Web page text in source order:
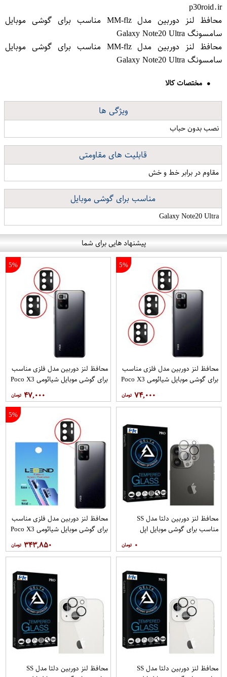
p30roid.ir
محافظ لنز دوربین مدل MM-flz مناسب برای گوشی موبایل
سامسونگ Galaxy Note20 Ultra
محافظ لنز دوربین مدل MM-flz مناسب برای گوشی موبایل
سامسونگ Galaxy Note20 Ultra
مختصات کالا
ویژگی ها
نصب بدون حباب
قابلیت های مقاومتی
مقاوم در برابر خط و خش
مناسب برای گوشی موبایل
Galaxy Note20 Ultra
پیشنهاد هایی برای شما
5%
محافظ لنز دوربین مدل فلزی مناسب
برای گوشی موبایل شیائومی Poco X3
۷۴,۰۰۰
5%
محافظ لنز دوربین مدل فلزی مناسب
برای گوشی موبایل شیائومی Poco X3
۴۷,۰۰۰
محافظ لنز دوربین دلتا مدل SS
مناسب برای گوشی موبایل اپل
۰
5%
محافظ لنز دوربین مدل فلزی مناسب
برای گوشی موبایل شیائومی Poco X3
۳۴۳,۸۵۰
محافظ لنز دوربین دلتا مدل SS
محافظ لنز دوربین دلتا مدل SS